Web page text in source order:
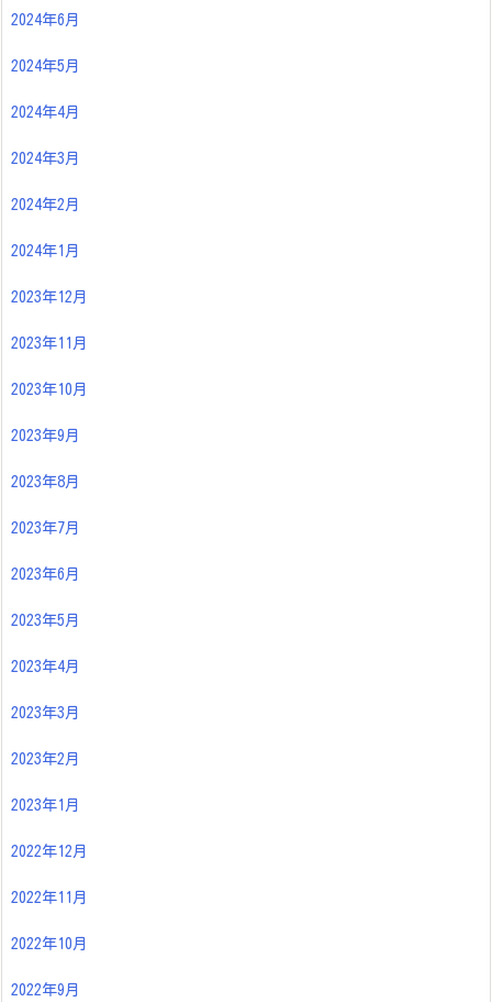
2024年6月
2024年5月
2024年4月
2024年3月
2024年2月
2024年1月
2023年12月
2023年11月
2023年10月
2023年9月
2023年8月
2023年7月
2023年6月
2023年5月
2023年4月
2023年3月
2023年2月
2023年1月
2022年12月
2022年11月
2022年10月
2022年9月